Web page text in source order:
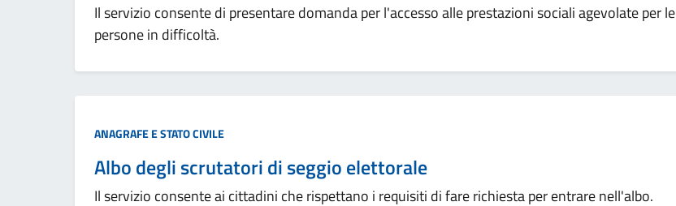
Il servizio consente di presentare domanda per l'accesso alle prestazioni sociali agevolate per le
persone in difficoltà.
ANAGRAFE E STATO CIVILE
Albo degli scrutatori di seggio elettorale
Il servizio consente ai cittadini che rispettano i requisiti di fare richiesta per entrare nell'albo.